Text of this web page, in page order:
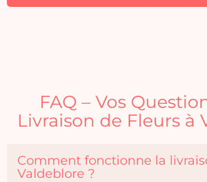
FAQ – Vos
Livraison de Fleurs à
Comment fonctionne la
Valdeblore ?